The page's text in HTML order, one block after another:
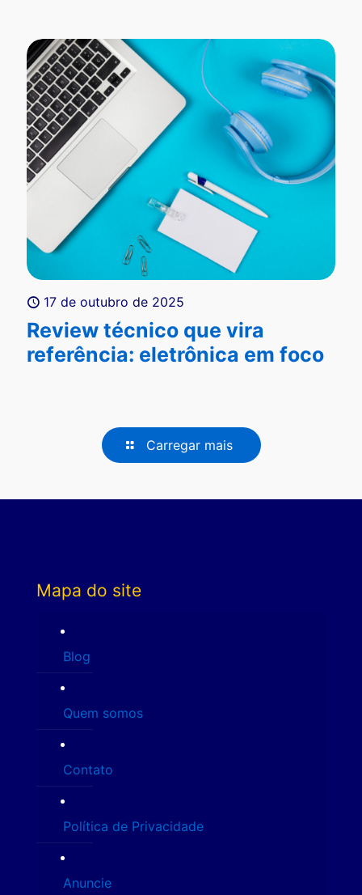
17 de outubro de 2025
Review técnico que vira
referência: eletrônica em foco
Carregar mais
Mapa do site
Blog
Quem somos
Contato
Política de Privacidade
Anuncie